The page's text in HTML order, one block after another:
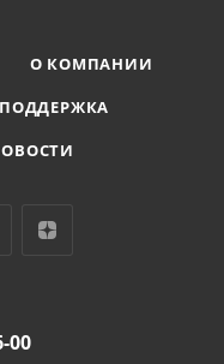
О КОМПАНИИ
00